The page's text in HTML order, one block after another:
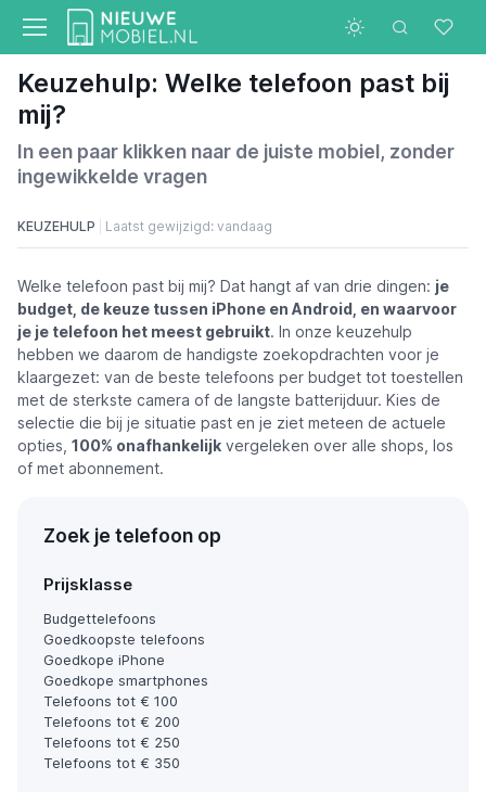
Keuzehulp: Welke telefoon past bij
mij?
In een paar klikken naar de juiste mobiel, zonder
ingewikkelde vragen
KEUZEHULP Laatst gewijzigd: vandaag
Welke telefoon past bij mij? Dat hangt af van drie dingen: je
budget, de keuze tussen iPhone en Android, en waarvoor
je je telefoon het meest gebruikt. In onze keuzehulp
hebben we daarom de handigste zoekopdrachten voor je
klaargezet: van de beste telefoons per budget tot toestellen
met de sterkste camera of de langste batterijduur. Kies de
selectie die bij je situatie past en je ziet meteen de actuele
opties, 100% onafhankelijk vergeleken over alle shops, los
of met abonnement.
Zoek je telefoon op
Prijsklasse
Budgettelefoons
Goedkoopste telefoons
Goedkope iPhone
Goedkope smartphones
Telefoons tot € 100
Telefoons tot € 200
Telefoons tot € 250
Telefoons tot € 350